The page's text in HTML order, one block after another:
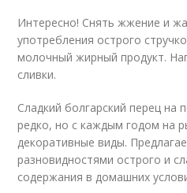
Интересно! Снять жжение и
употребления острого
молочный жирный продукт.
сливки.
Сладкий болгарский перец
редко, но с каждым годом на
декоративные виды.
разновидностями острого и
содержания в домашних